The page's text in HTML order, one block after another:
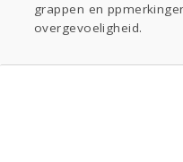
grappen en
overgevoeligheid.